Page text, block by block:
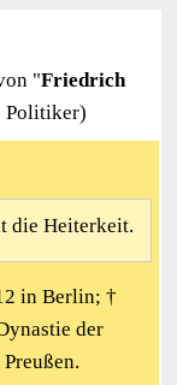
"Friedrich
Politiker)
die Heiterkeit.
in Berlin; †
der